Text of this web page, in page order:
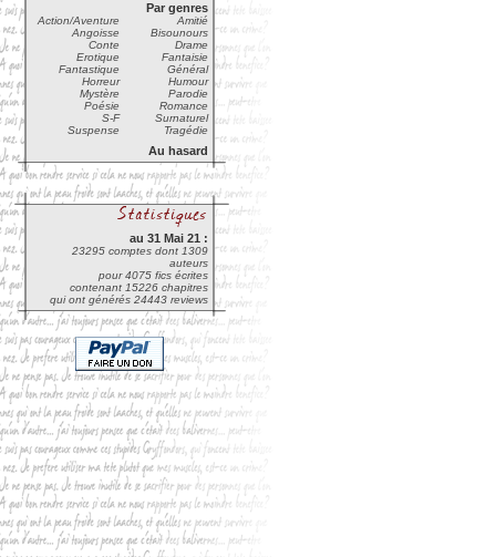
Par genres
Action/Aventure
Amitié
Angoisse
Bisounours
Conte
Drame
Erotique
Fantaisie
Fantastique
Général
Horreur
Humour
Mystère
Parodie
Poésie
Romance
S-F
Surnaturel
Suspense
Tragédie
Au hasard
au 31 Mai 21 :
23295 comptes dont 1309
auteurs
pour 4075 fics écrites
contenant 15226 chapitres
qui ont générés 24443 reviews